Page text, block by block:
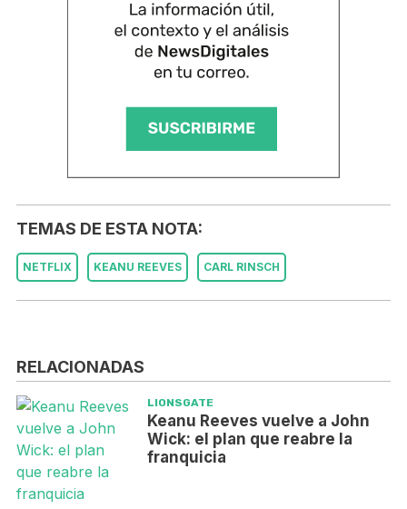
TEMAS DE ESTA NOTA:
NETFLIX KEANU REEVES CARL RINSCH
RELACIONADAS
LIONSGATE
Keanu Reeves vuelve a John
Wick: el plan que reabre la
franquicia